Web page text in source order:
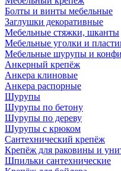
Болты и винты мебельные
Заглушки декоративные
Мебельные стяжки, шканты
Мебельные уголки и
Мебельные шурупы и
Анкерный крепёж
Анкера клиновые
Анкера распорные
Шурупы
Шурупы по бетону
Шурупы по дереву
Шурупы с крюком
Сантехнический крепёж
Крепёж для раковины и
Шпильки сантехнические